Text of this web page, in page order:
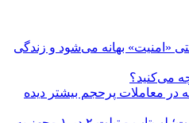
«امنیت» بهانه می‌شود و زندگی
چه می‌کنید؟
معاملات پرحجم بیشتر دیده